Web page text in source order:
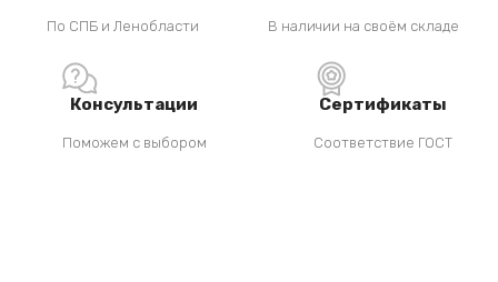
По СПБ и Ленобласти В наличии на своём складе
Консультации
Поможем с выбором
Сертификаты
Соответствие ГОСТ